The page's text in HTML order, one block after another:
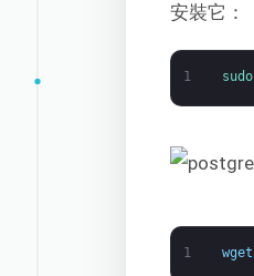
安裝它：
1 sudo
1 wget